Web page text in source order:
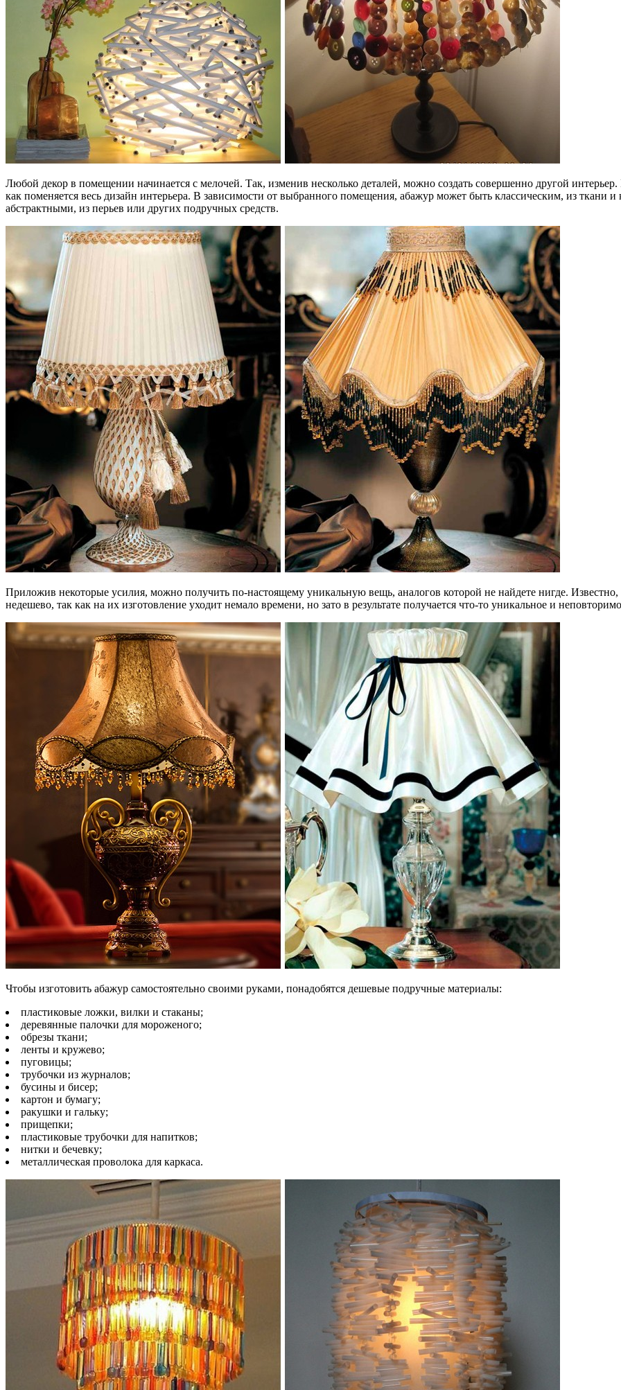
Любой декор в помещении начинается с мелочей. Так, изменив несколько деталей, можно создать совершенно другой
как поменяется весь дизайн интерьера. В зависимости от выбранного помещения, абажур может быть классическим, из ткани
абстрактными, из перьев или других подручных средств.
Приложив некоторые усилия, можно получить по-настоящему уникальную вещь, аналогов которой не найдете нигде.
недешево, так как на их изготовление уходит немало времени, но зато в результате получается что-то уникальное и
Чтобы изготовить абажур самостоятельно своими руками, понадобятся дешевые подручные материалы:
пластиковые ложки, вилки и стаканы;
деревянные палочки для мороженого;
обрезы ткани;
ленты и кружево;
пуговицы;
трубочки из журналов;
бусины и бисер;
картон и бумагу;
ракушки и гальку;
прищепки;
пластиковые трубочки для напитков;
нитки и бечевку;
металлическая проволока для каркаса.